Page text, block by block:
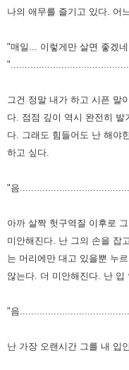
나의 애무를 즐기고 있다. 어
"매일... 이렇게만 살면 좋겠
그건 정말 내가 하고 시픈 말
다. 점점 깊이 역시 완전히 발
다.
그래도 힘들어도 난 해야
하고 싶다.
"음
아까 살짝 헛구역질 이후로
미안해진다. 난 그의 손을 잡
는 머리에만 대고 있을뿐 누르
않는다. 더 미안해진다. 난 입
"음
난 가장 오랜시간 그를 내 입